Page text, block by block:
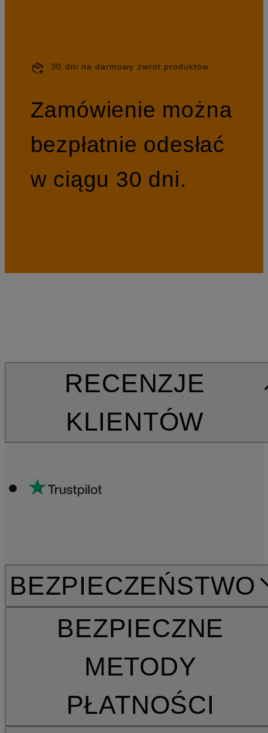
30 dni na darmowy zwrot produktów
Zamówienie można
bezpłatnie odesłać
w ciągu 30 dni.
RECENZJE
KLIENTÓW
BEZPIECZEŃSTWO
BEZPIECZNE
METODY
PŁATNOŚCI